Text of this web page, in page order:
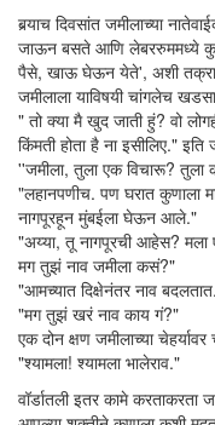
बर्‍याच दिवसांत जमीलाच्या
जाऊन बसते आणि लेबररुममध्ये
पैसे, खाऊ घेऊन येते', अशी तक्रार
जमीलाला याविषयी चांगलेच
" तो क्या मै खुद जाती हुं? वो
किंमती होता है ना इसीलिए." इति
''जमीला, तुला एक विचारू? तुला
"लहानपणीच. पण घरात कुणाला
नागपूरहून मुंबईला घेऊन आले."
"अय्या, तू नागपूरची आहेस? मला
मग तुझं नाव जमीला कसं?"
"आमच्यात दिक्षेनंतर नाव
"मग तुझं खरं नाव काय गं?"
एक दोन क्षण जमीलाच्या
"श्यामला! श्यामला भालेराव."
वॉर्डातली इतर कामे